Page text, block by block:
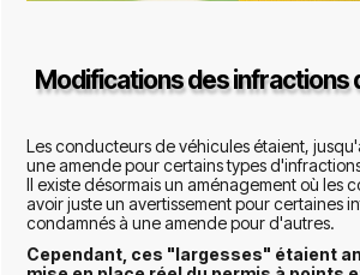
Modifications des infractions
Les conducteurs de véhicules étaient,
une amende pour certains types
Il existe désormais un aménagement où les
avoir juste un avertissement pour certaines
condamnés à une amende pour d'autres.
Cependant, ces "largesses" étaient